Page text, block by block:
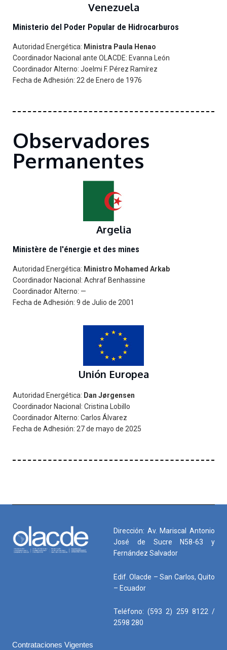
Venezuela
Ministerio del Poder Popular de Hidrocarburos
Autoridad Energética: Ministra Paula Henao
Coordinador Nacional ante OLACDE: Evanna León
Coordinador Alterno: Joelmi F. Pérez Ramírez
Fecha de Adhesión: 22 de Enero de 1976
Observadores
Permanentes
Argelia
Ministère de l'énergie et des mines
Autoridad Energética: Ministro Mohamed Arkab
Coordinador Nacional: Achraf Benhassine
Coordinador Alterno: —
Fecha de Adhesión: 9 de Julio de 2001
Unión Europea
Autoridad Energética: Dan Jørgensen
Coordinador Nacional: Cristina Lobillo
Coordinador Alterno: Carlos Álvarez
Fecha de Adhesión: 27 de mayo de 2025
Dirección: Av. Mariscal Antonio
José de Sucre N58-63 y
Fernández Salvador
Edif. Olacde – San Carlos, Quito
– Ecuador
Teléfono: (593 2) 259 8122 /
2598 280
Contrataciones Vigentes